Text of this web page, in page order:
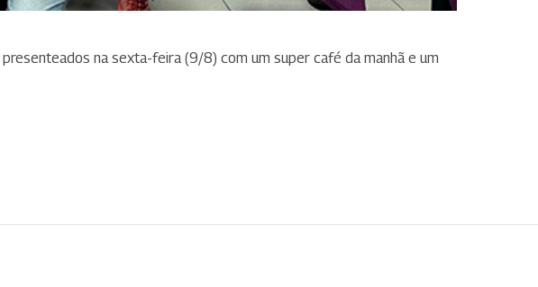
na sexta-feira (9/8) com um super café da manhã e um